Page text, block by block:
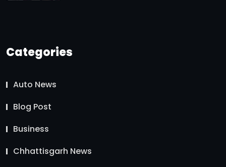
Categories
Auto News
Blog Post
Business
Chhattisgarh News